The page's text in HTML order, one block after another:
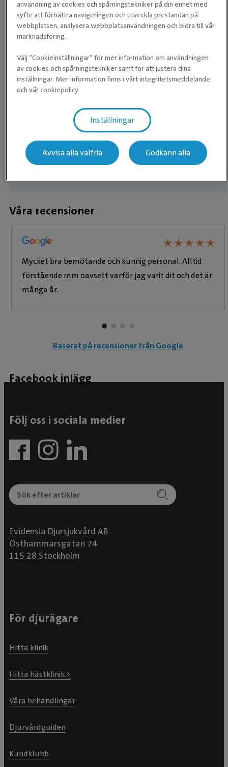
KLINIKCHEF
Våra recensioner
★★★★★
★★★★★
Mycket bra bemötande och kunnig personal. Alltid
förstående mm oavsett varför jag varit dit och det är
många år.
Baserat på recensioner från Google
Facebook inlägg
Följ oss i sociala medier
Evidensia Djursjukvård AB
Östhammarsgatan 74
115 28 Stockholm
För djurägare
Hitta klinik
Hitta hästklinik >
Våra behandlingar
Djurvårdguiden
Kundklubb
användning av cookies och spårningstekniker på din enhet med
syfte att förbättra navigeringen och utveckla prestandan på
webbplatsen, analysera webbplatsanvändningen och bidra till vår
marknadsföring.
Välj ”Cookieinställningar” för mer information om användningen
av cookies och spårningstekniker samt för att justera dina
inställningar. Mer information finns i vårt integritetsmeddelande
och vår cookiepolicy
Inställningar
Avvisa alla valfria Godkänn alla